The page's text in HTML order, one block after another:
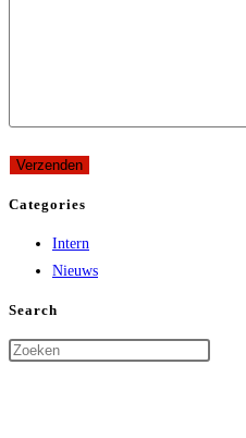
Categories
Intern
Nieuws
Search